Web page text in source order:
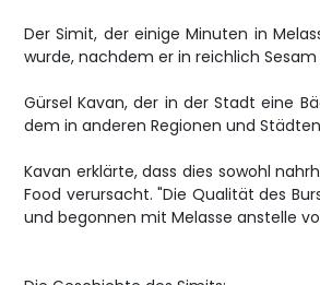
Der Simit, der einige Minuten in
wurde, nachdem er in reichlich
Gürsel Kavan, der in der Stadt eine
dem in anderen Regionen und
Kavan erklärte, dass dies sowohl
Food verursacht. "Die Qualität des
und begonnen mit Melasse anstelle